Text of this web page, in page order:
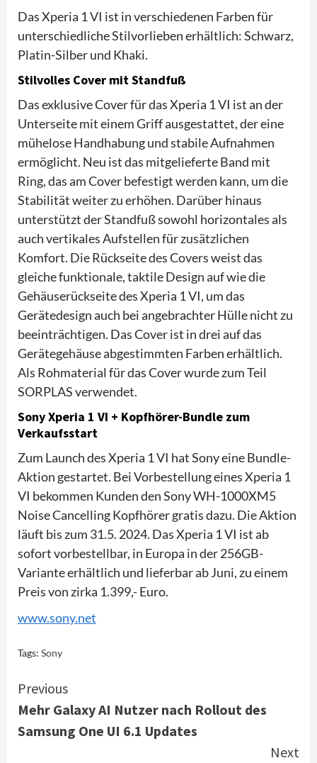
Das Xperia 1 VI ist in verschiedenen Farben für
unterschiedliche Stilvorlieben erhältlich: Schwarz,
Platin-Silber und Khaki.
Stilvolles Cover mit Standfuß
Das exklusive Cover für das Xperia 1 VI ist an der
Unterseite mit einem Griff ausgestattet, der eine
mühelose Handhabung und stabile Aufnahmen
ermöglicht. Neu ist das mitgelieferte Band mit
Ring, das am Cover befestigt werden kann, um die
Stabilität weiter zu erhöhen. Darüber hinaus
unterstützt der Standfuß sowohl horizontales als
auch vertikales Aufstellen für zusätzlichen
Komfort. Die Rückseite des Covers weist das
gleiche funktionale, taktile Design auf wie die
Gehäuserückseite des Xperia 1 VI, um das
Gerätedesign auch bei angebrachter Hülle nicht zu
beeinträchtigen. Das Cover ist in drei auf das
Gerätegehäuse abgestimmten Farben erhältlich.
Als Rohmaterial für das Cover wurde zum Teil
SORPLAS verwendet.
Sony Xperia 1 VI + Kopfhörer-Bundle zum
Verkaufsstart
Zum Launch des Xperia 1 VI hat Sony eine Bundle-
Aktion gestartet. Bei Vorbestellung eines Xperia 1
VI bekommen Kunden den Sony WH-1000XM5
Noise Cancelling Kopfhörer gratis dazu. Die Aktion
läuft bis zum 31.5. 2024. Das Xperia 1 VI ist ab
sofort vorbestellbar, in Europa in der 256GB-
Variante erhältlich und lieferbar ab Juni, zu einem
Preis von zirka 1.399,- Euro.
www.sony.net
Tags: Sony
Continue
Reading
Previous
Mehr Galaxy AI Nutzer nach Rollout des
Samsung One UI 6.1 Updates
Next